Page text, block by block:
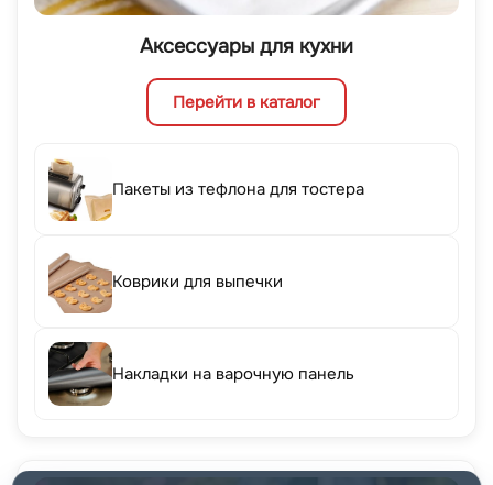
Аксессуары для кухни
Перейти в каталог
Пакеты из тефлона для тостера
Коврики для выпечки
Накладки на варочную панель